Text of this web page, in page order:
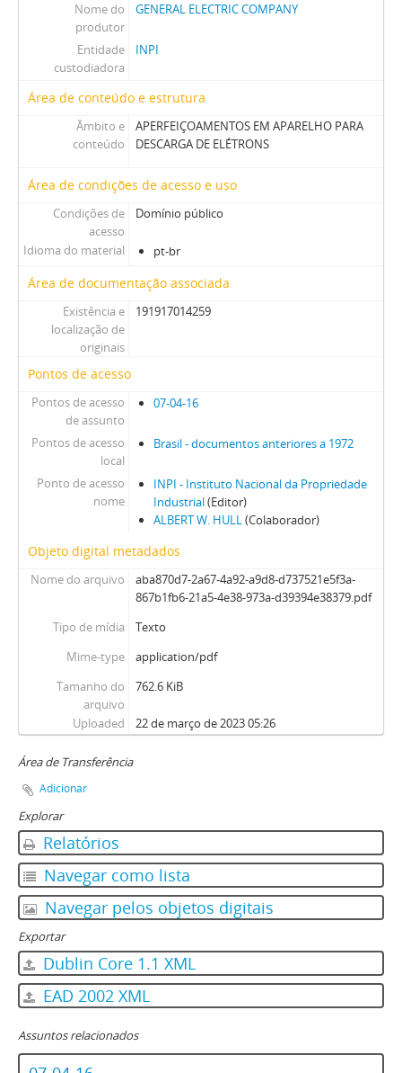
Nome do
produtor
GENERAL ELECTRIC COMPANY
Entidade
custodiadora
INPI
Área de conteúdo e estrutura
Âmbito e
conteúdo
APERFEIÇOAMENTOS EM APARELHO PARA
DESCARGA DE ELÉTRONS
Área de condições de acesso e uso
Condições de
acesso
Domínio público
Idioma do material pt-br
Área de documentação associada
Existência e
localização de
originais
191917014259
Pontos de acesso
Pontos de acesso
de assunto
07-04-16
Pontos de acesso
local
Brasil - documentos anteriores a 1972
Ponto de acesso
nome
INPI - Instituto Nacional da Propriedade
Industrial(Editor)
ALBERT W. HULL(Colaborador)
Objeto digital metadados
Nome do arquivo
aba870d7-2a67-4a92-a9d8-d737521e5f3a-
867b1fb6-21a5-4e38-973a-d39394e38379.pdf
Tipo de mídia
Texto
Mime-type
application/pdf
Tamanho do
arquivo
762.6 KiB
Uploaded 22 de março de 2023 05:26
Área de Transferência
Adicionar
Explorar
Relatórios
Navegar como lista
Navegar pelos objetos digitais
Exportar
Dublin Core 1.1 XML
EAD 2002 XML
Assuntos relacionados